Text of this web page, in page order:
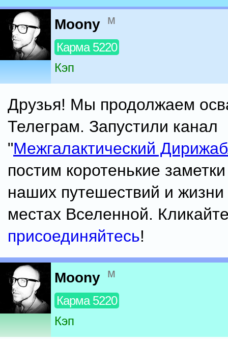
Moony м
Карма 5220
Кэп
Друзья! Мы продолжаем
Телеграм. Запустили канал
"Межгалактический
постим коротенькие
наших путешествий и
местах Вселенной.
присоединяйтесь!
Moony м
Карма 5220
Кэп